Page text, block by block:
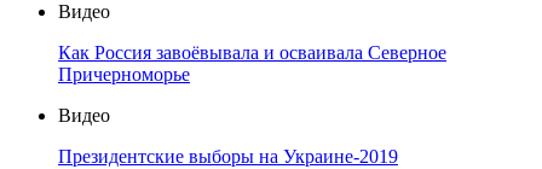
Видео
Как Россия завоёвывала и осваивала Северное
Причерноморье
Видео
Президентские выборы на Украине-2019